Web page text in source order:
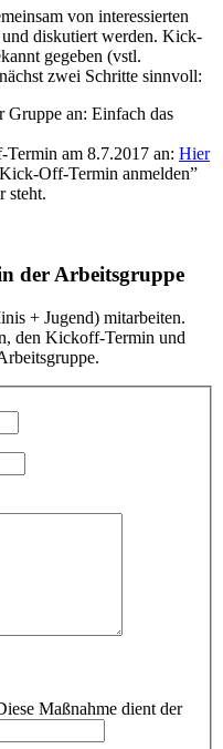
von interessierten
und diskutiert werden. Kick-
gegeben (vstl.
zwei Schritte sinnvoll:
Gruppe an: Einfach das
am 8.7.2017 an: Hier
Off-Termin anmelden”
steht.
der Arbeitsgruppe
+ Jugend) mitarbeiten.
den Kickoff-Termin und
Maßnahme dient der